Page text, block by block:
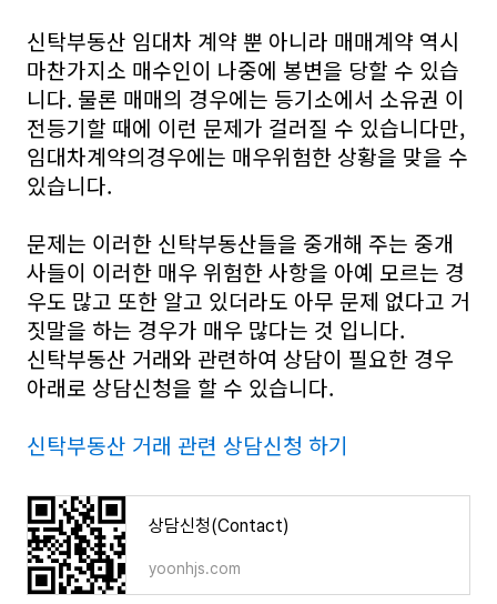
신탁부동산 임대차 계약 뿐 아니라 매매계약 역시
마찬가지소 매수인이 나중에 봉변을 당할 수 있습
니다. 물론 매매의 경우에는 등기소에서 소유권 이
전등기할 때에 이런 문제가 걸러질 수 있습니다만,
임대차계약의경우에는 매우위험한 상황을 맞을 수
있습니다.
문제는 이러한 신탁부동산들을 중개해 주는 중개
사들이 이러한 매우 위험한 사항을 아예 모르는 경
우도 많고 또한 알고 있더라도 아무 문제 없다고 거
짓말을 하는 경우가 매우 많다는 것 입니다.
신탁부동산 거래와 관련하여 상담이 필요한 경우
아래로 상담신청을 할 수 있습니다.
신탁부동산 거래 관련 상담신청 하기
상담신청(Contact)
yoonhjs.com